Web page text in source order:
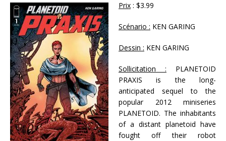
Prix : $3.99
Scénario : KEN GARING
Dessin : KEN GARING
Sollicitation : PLANETOID
PRAXIS is the long-
anticipated sequel to the
popular 2012 miniseries
PLANETOID. The inhabitants
of a distant planetoid have
fought off their robot